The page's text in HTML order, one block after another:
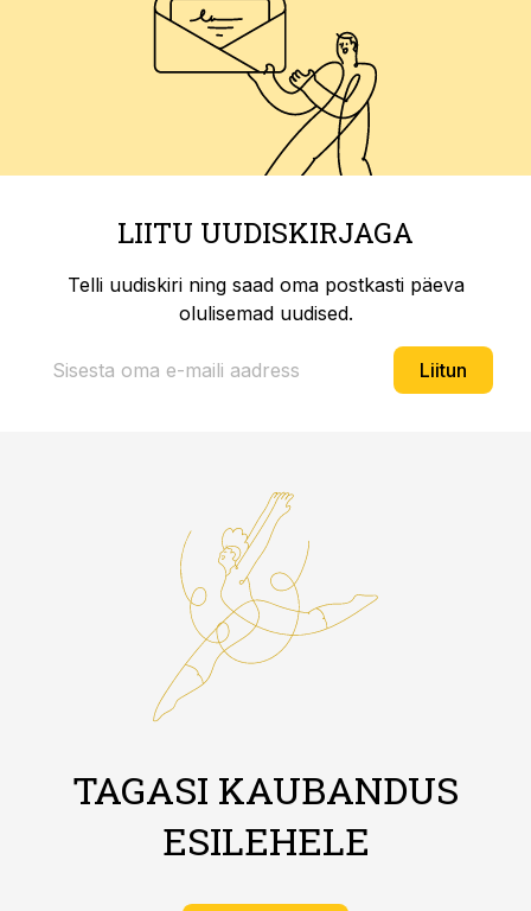
LIITU UUDISKIRJAGA
Telli uudiskiri ning saad oma postkasti päeva
olulisemad uudised.
Liitun
TAGASI KAUBANDUS
ESILEHELE